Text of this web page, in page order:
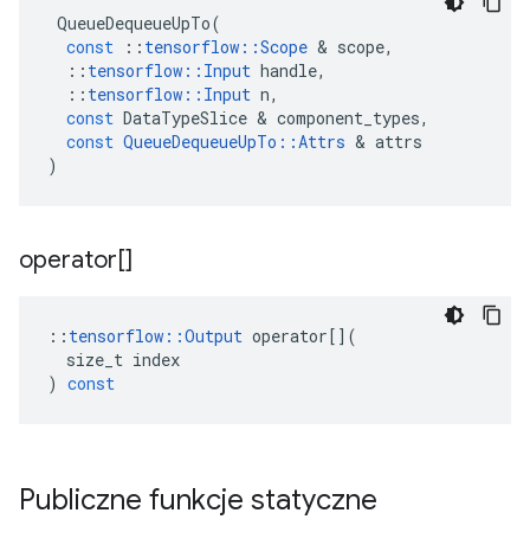
QueueDequeueUpTo(
const
:: tensorflow ::Scope & scope,
:: tensorflow :: Input handle,
:: tensorflow :: Input n,
const DataTypeSlice & component_types,
const QueueDequeueUpTo ::Attrs & attrs
)
operator[]
:: tensorflow ::Output operator[](
size_t index
) const
Publiczne funkcje statyczne